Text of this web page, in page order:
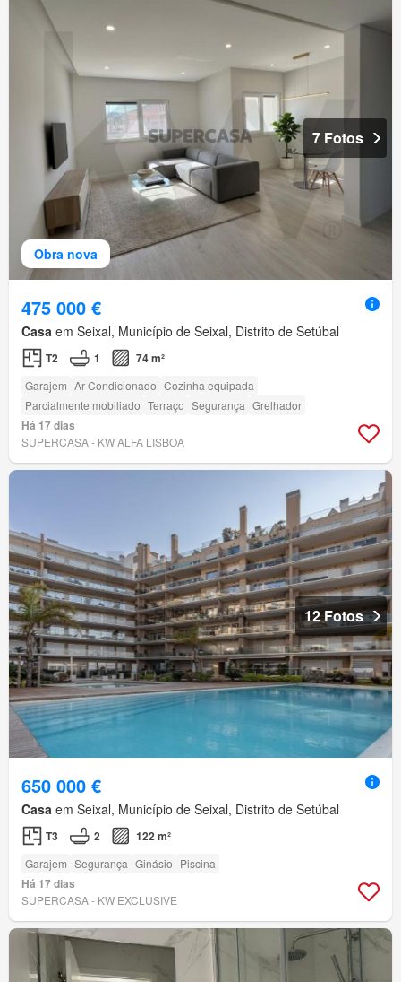
Obra nova
7 Fotos
475 000 €
Casa em Seixal, Município de Seixal, Distrito de Setúbal
T2 1 74 m²
Garajem Ar Condicionado Cozinha equipada
Parcialmente mobiliado Terraço Segurança Grelhador
Há 17 dias
SUPERCASA - KW ALFA LISBOA
12 Fotos
650 000 €
Casa em Seixal, Município de Seixal, Distrito de Setúbal
T3 2 122 m²
Garajem Segurança Ginásio Piscina
Há 17 dias
SUPERCASA - KW EXCLUSIVE